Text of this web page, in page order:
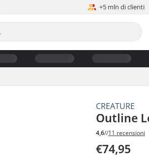
+5 mln di clienti
CREATURE
Outline
4,6//11 recensioni
€74,95